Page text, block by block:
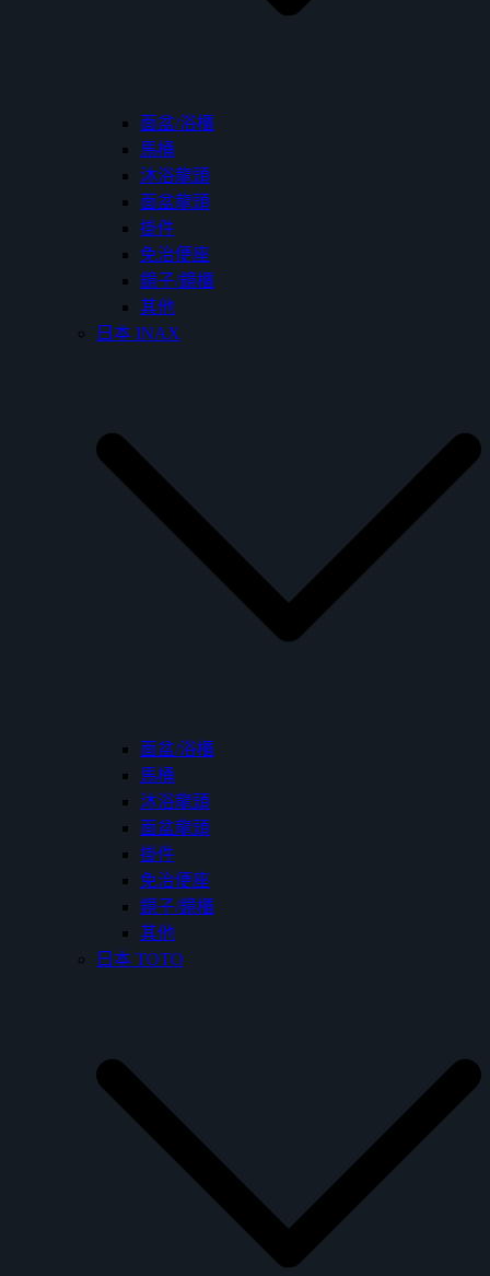
面盆/浴櫃
馬桶
沐浴龍頭
面盆龍頭
掛件
免治便座
鏡子/鏡櫃
其他
日本 INAX
面盆/浴櫃
馬桶
沐浴龍頭
面盆龍頭
掛件
免治便座
鏡子/鏡櫃
其他
日本 TOTO